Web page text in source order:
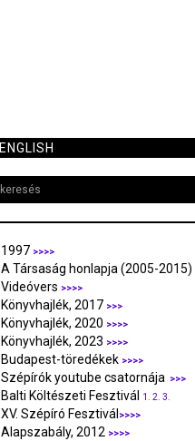
ENGLISH
1997 >>>>
A Társaság honlapja (2005-2015)
Videóvers >>>>
Könyvhajlék, 2017 >>>
Könyvhajlék, 2020 >>>>
Könyvhajlék, 2023 >>>>
Budapest-töredékek >>>>
Szépírók youtube csatornája >>>
Balti Költészeti Fesztivál 1. 2. 3.
XV. Szépíró Fesztivál >>>>
Alapszabály, 2012 >>>>